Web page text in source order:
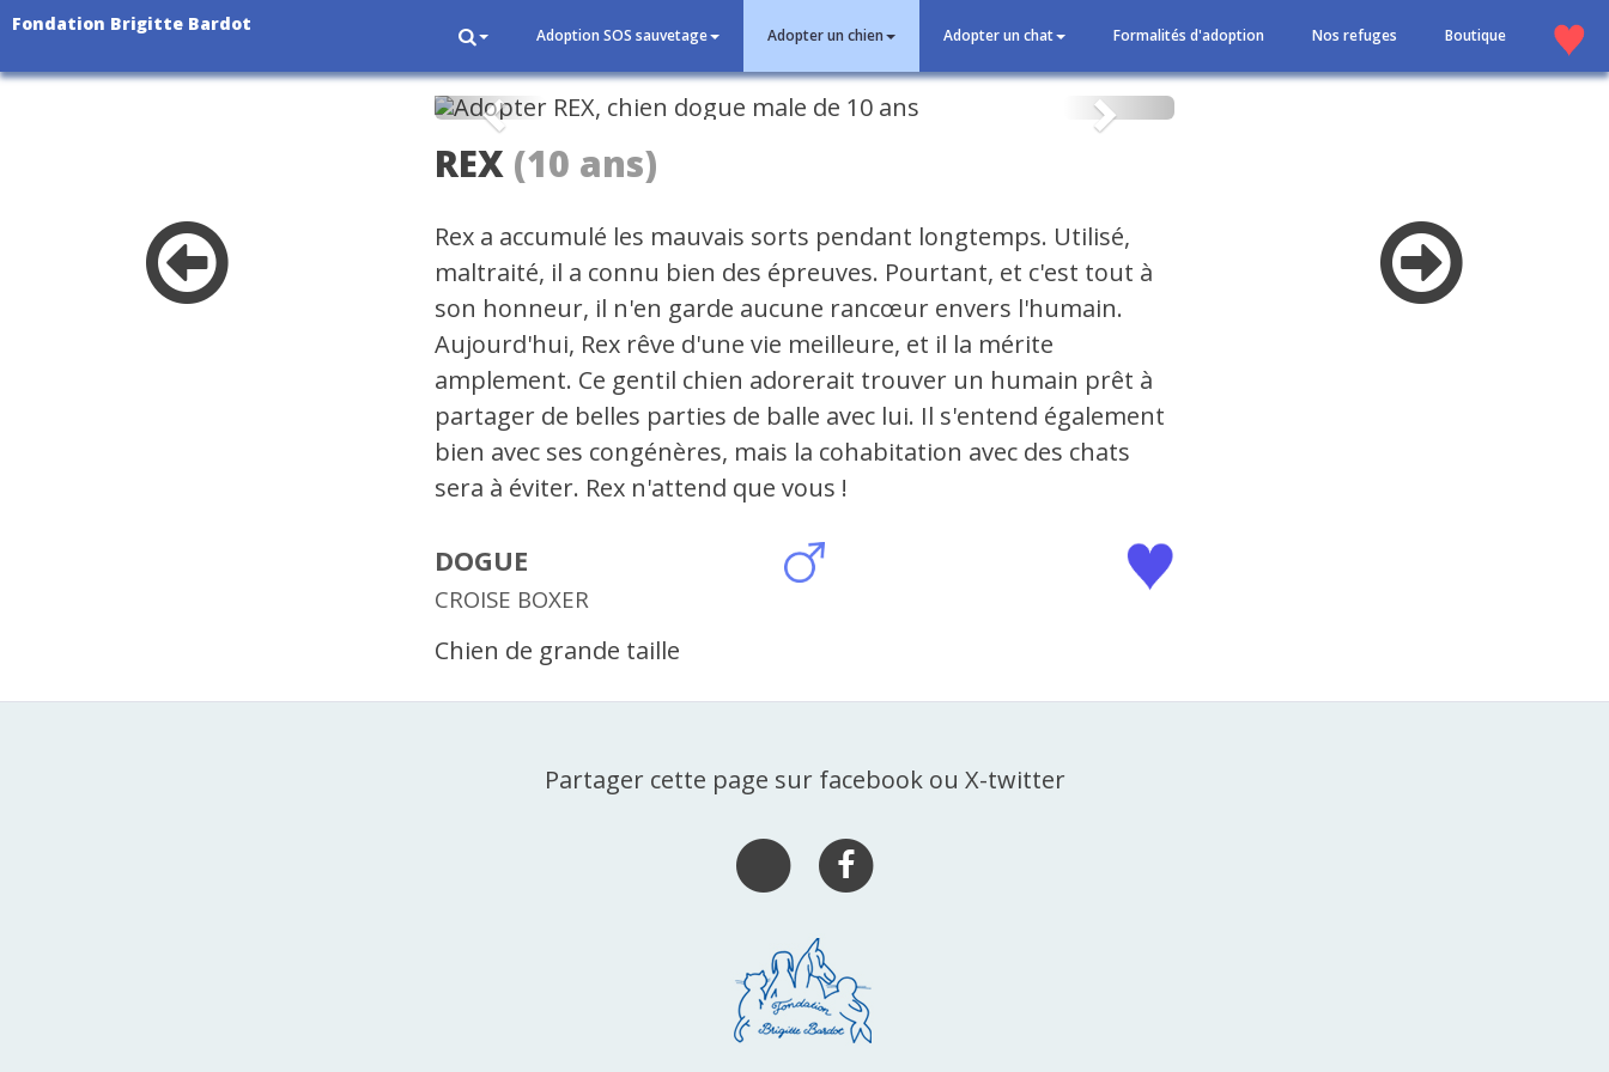
Fondation Brigitte Bardot
Adoption SOS sauvetage Adopter un chien Adopter un chat Formalités d'adoption Nos refuges Boutique
Précédent Suivant
REX (10 ans)
Rex a accumulé les mauvais sorts pendant longtemps. Utilisé,
maltraité, il a connu bien des épreuves. Pourtant, et c'est tout à
son honneur, il n'en garde aucune rancœur envers l'humain.
Aujourd'hui, Rex rêve d'une vie meilleure, et il la mérite
amplement. Ce gentil chien adorerait trouver un humain prêt à
partager de belles parties de balle avec lui. Il s'entend également
bien avec ses congénères, mais la cohabitation avec des chats
sera à éviter. Rex n'attend que vous !
DOGUE
CROISE BOXER
Chien de grande taille
Partager cette page sur facebook ou X-twitter